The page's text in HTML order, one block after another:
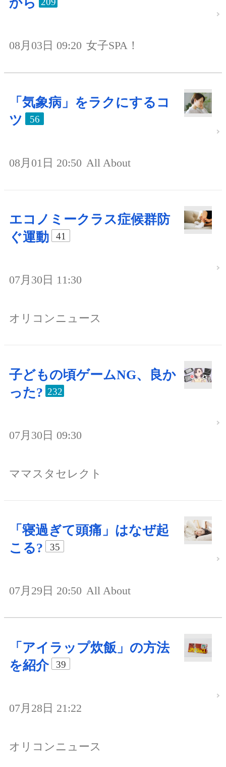
から
08月03日 09:20 女子SPA！
「気象病」をラクにするコ
ツ
56
08月01日 20:50 All About
エコノミークラス症候群防
ぐ運動
41
07月30日 11:30
オリコンニュース
子どもの頃ゲームNG、良か
った? 232
07月30日 09:30
ママスタセレクト
「寝過ぎて頭痛」はなぜ起
こる?
35
07月29日 20:50 All About
「アイラップ炊飯」の方法
を紹介
39
07月28日 21:22
オリコンニュース